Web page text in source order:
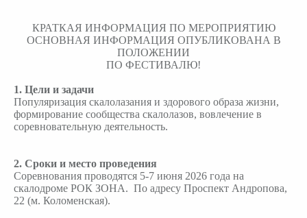
КРАТКАЯ ИНФОРМАЦИЯ ПО МЕРОПРИЯТИЮ
ОСНОВНАЯ ИНФОРМАЦИЯ ОПУБЛИКОВАНА В
ПОЛОЖЕНИИ
ПО ФЕСТИВАЛЮ!
1. Цели и задачи
Популяризация скалолазания и здорового образа жизни,
формирование сообщества скалолазов, вовлечение в
соревновательную деятельность.
2. Сроки и место проведения
Соревнования проводятся 5-7 июня 2026 года на
скалодроме РОК ЗОНА. По адресу Проспект Андропова,
22 (м. Коломенская).